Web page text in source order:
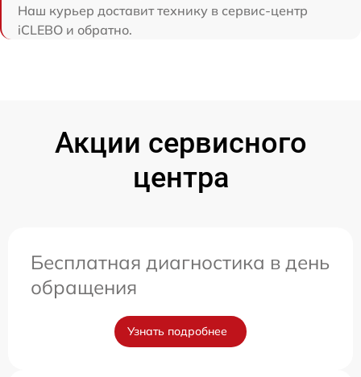
Наш курьер доставит технику в сервис-центр
iCLEBO и обратно.
Акции сервисного
центра
Бесплатная диагностика в день
обращения
Узнать подробнее